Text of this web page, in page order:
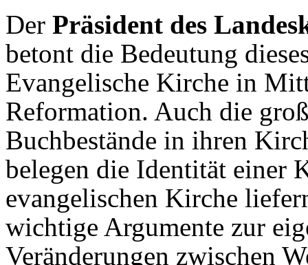
Der Präsident des
betont die Bedeutung
Evangelische Kirche in
Reformation. Auch die
Buchbestände in ihren
belegen die Identität einer
evangelischen Kirche
wichtige Argumente zur
Veränderungen zwischen